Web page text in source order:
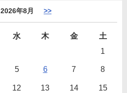
2026年8月 >>
水 木 金
土
1
5 6 7 8
12 13 14 15